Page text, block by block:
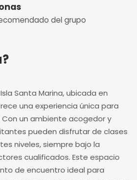
del grupo
Santa Marina, ubicada en
una experiencia única para
un ambiente acogedor y
pueden disfrutar de clases
niveles, siempre bajo la
cualificados. Este espacio
de encuentro ideal para